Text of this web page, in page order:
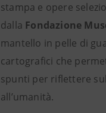
stampa e opere
dalla Fondazione
mantello in pelle di
cartografici che
spunti per riflettere
all’umanità.